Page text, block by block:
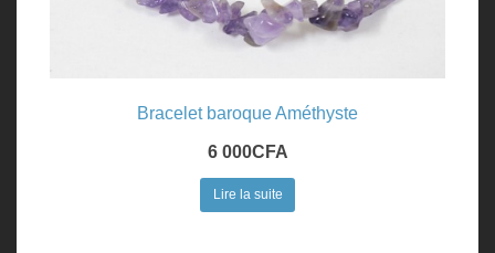
Bracelet baroque Améthyste
6 000CFA
Lire la suite